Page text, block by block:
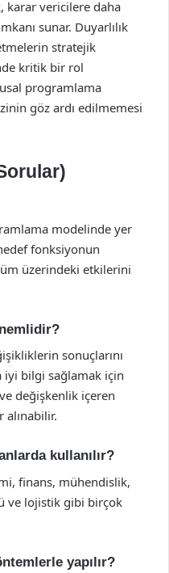
karar vericilere daha
sunar. Duyarlılık
stratejik
kritik bir rol
programlama
göz ardı edilmemesi
modelinde yer
fonksiyonun
üzerindeki etkilerini
sonuçlarını
iyi bilgi sağlamak için
değişkenlik içeren
kullanılır?
finans, mühendislik,
ve lojistik gibi birçok
yapılır?